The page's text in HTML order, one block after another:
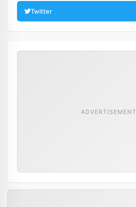
Twitter
ADVERTISEMENT